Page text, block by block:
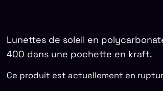
Lunettes de soleil en
400 dans une pochette en kraft.
Ce produit est actuellement en